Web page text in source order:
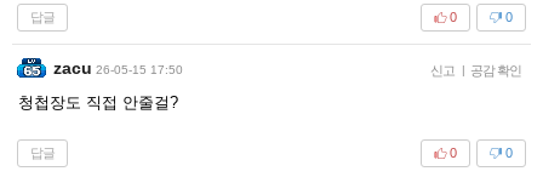
답글 0
0
zacu 26-05-15 17:50 신고 | 공감 확인
청첩장도 직접 안줄걸?
답글 0
0